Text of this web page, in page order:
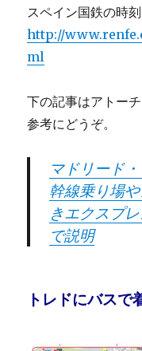
スペイン国鉄の時
http://
ml
下の記事はアトー
参考にどうぞ。
マドリード
幹線乗り場
きエクスプ
で説明
トレドにバスで